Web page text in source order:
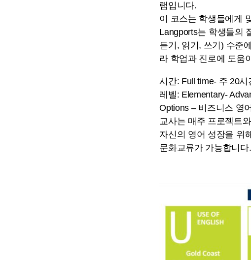
램입니다.
이 코스는 학생들에게
Langports는 학생들의
듣기, 읽기, 쓰기) 수준
라 학업과 진로에 도움
시간: Full time- 주 20
레벨: Elementary-
Options – 비즈니스 영
교사는 매주 프로젝트
자신의 영어 성장을 위
문화교류가 가능합니다.